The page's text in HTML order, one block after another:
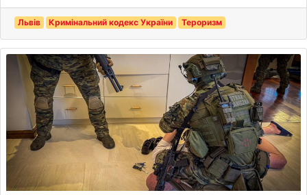
Львів Кримінальний кодекс України Тероризм